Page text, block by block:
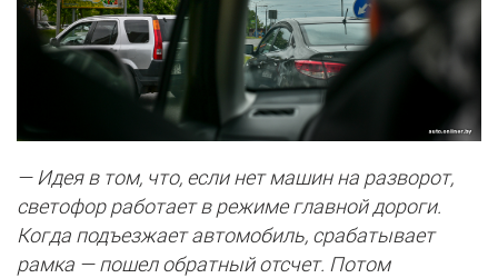
— Идея в том, что, если нет машин на разворот,
светофор работает в режиме главной дороги.
Когда подъезжает автомобиль, срабатывает
рамка — пошел обратный отсчет. Потом